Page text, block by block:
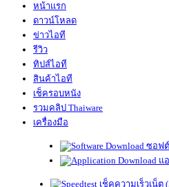
หน้าแรก
ดาวน์โหลด
ข่าวไอที
รีวิว
ทิปส์ไอที
สินค้าไอที
เช็ครอบหนัง
รวมคลิป Thaiware
เครื่องมือ
ซอฟ
แ
เช็คความเร็วเน็ต